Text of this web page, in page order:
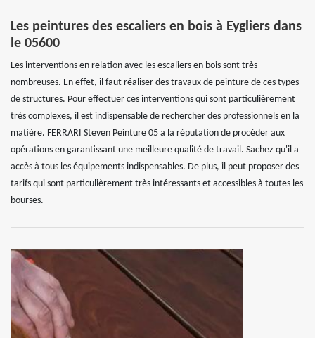
Les peintures des escaliers en bois à Eygliers dans
le 05600
Les interventions en relation avec les escaliers en bois sont très
nombreuses. En effet, il faut réaliser des travaux de peinture de ces types
de structures. Pour effectuer ces interventions qui sont particulièrement
très complexes, il est indispensable de rechercher des professionnels en la
matière. FERRARI Steven Peinture 05 a la réputation de procéder aux
opérations en garantissant une meilleure qualité de travail. Sachez qu'il a
accès à tous les équipements indispensables. De plus, il peut proposer des
tarifs qui sont particulièrement très intéressants et accessibles à toutes les
bourses.